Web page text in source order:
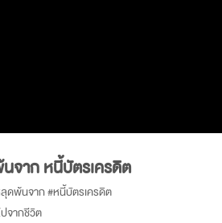
จาก หนี้บัตรเครดิต
ดพ้นจาก #หนี้บัตรเครดิต
จากชีวิต